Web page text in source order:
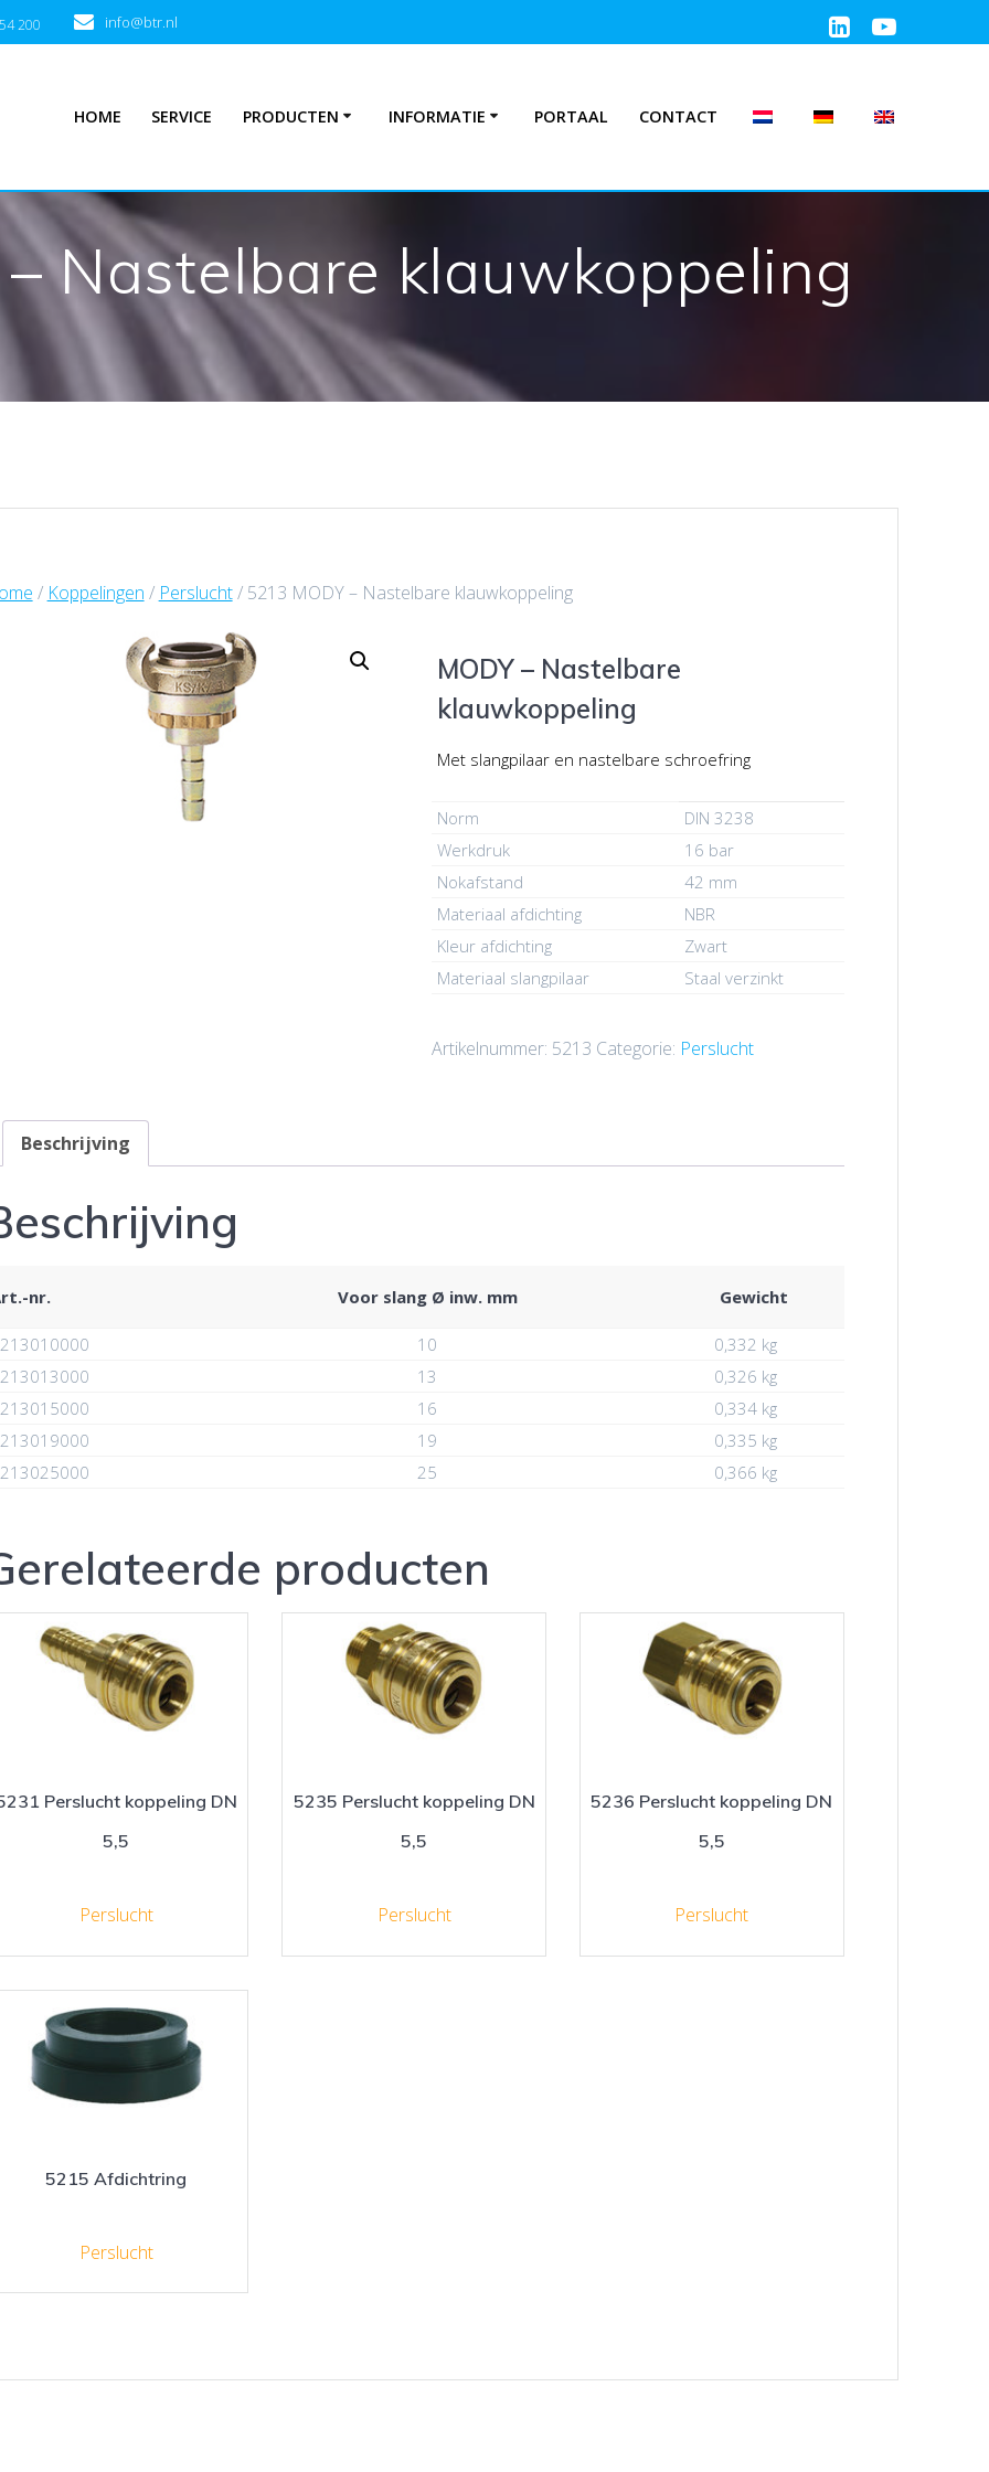
200 info@btr.nl
HOME SERVICE PRODUCTEN INFORMATIE PORTAAL CONTACT
Nastelbare klauwkoppeling
/ Koppelingen / Perslucht/ 5213 MODY – Nastelbare klauwkoppeling
MODY – Nastelbare
klauwkoppeling
Met slangpilaar en nastelbare schroefring
Norm
DIN 3238
Werkdruk
16 bar
Nokafstand
42 mm
Materiaal afdichting
NBR
Kleur afdichting
Zwart
Materiaal slangpilaar
Staal verzinkt
Artikelnummer: 5213 Categorie: Perslucht
Beschrijving
nr. Voor slang Ø inw. mm Gewicht
10
0,332 kg
13
0,326 kg
16
0,334 kg
19
0,335 kg
25 0,366 kg
producten
Perslucht koppeling DN
5,5
Perslucht
5235 Perslucht koppeling DN
5,5
Perslucht
5236 Perslucht koppeling DN
5,5
Perslucht
5215 Afdichtring
Perslucht